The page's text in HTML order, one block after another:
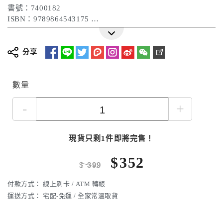
書號：7400182
ISBN：9789864543175
作者： 金旼奏（Minju Kim）
分享
數量
- +
現貨只剩1件即將完售！
$399 $352
付款方式： 線上刷卡 / ATM 轉帳
運送方式：
宅配-免運 / 全家常溫取貨